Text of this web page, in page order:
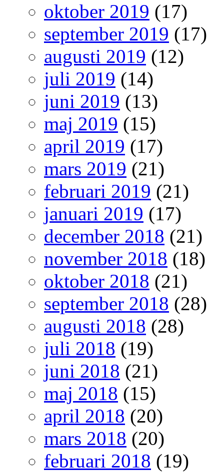
oktober 2019 (17)
september 2019 (17)
augusti 2019 (12)
juli 2019 (14)
juni 2019 (13)
maj 2019 (15)
april 2019 (17)
mars 2019 (21)
februari 2019 (21)
januari 2019 (17)
december 2018 (21)
november 2018 (18)
oktober 2018 (21)
september 2018 (28)
augusti 2018 (28)
juli 2018 (19)
juni 2018 (21)
maj 2018 (15)
april 2018 (20)
mars 2018 (20)
februari 2018 (19)